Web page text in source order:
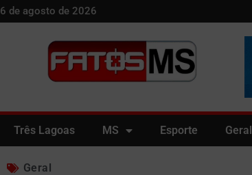
6 de agosto de 2026
Três Lagoas MS Esporte Geral
Geral